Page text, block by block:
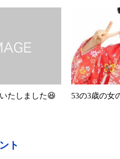
たしました😆 53の3歳の女
ト